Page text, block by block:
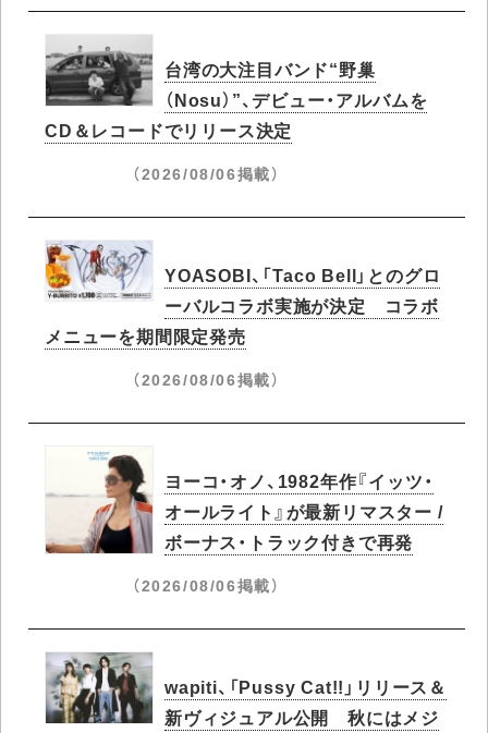
台湾の大注目バンド“野巢
（Nosu）”、デビュー・アルバムを
CD＆レコードでリリース決定
（2026/08/06掲載）
YOASOBI、「Taco Bell」とのグロ
ーバルコラボ実施が決定 コラボ
メニューを期間限定発売
（2026/08/06掲載）
ヨーコ・オノ、1982年作『イッツ・
オールライト』が最新リマスター /
ボーナス・トラック付きで再発
（2026/08/06掲載）
wapiti、「Pussy Cat!!」リリース＆
新ヴィジュアル公開 秋にはメジ